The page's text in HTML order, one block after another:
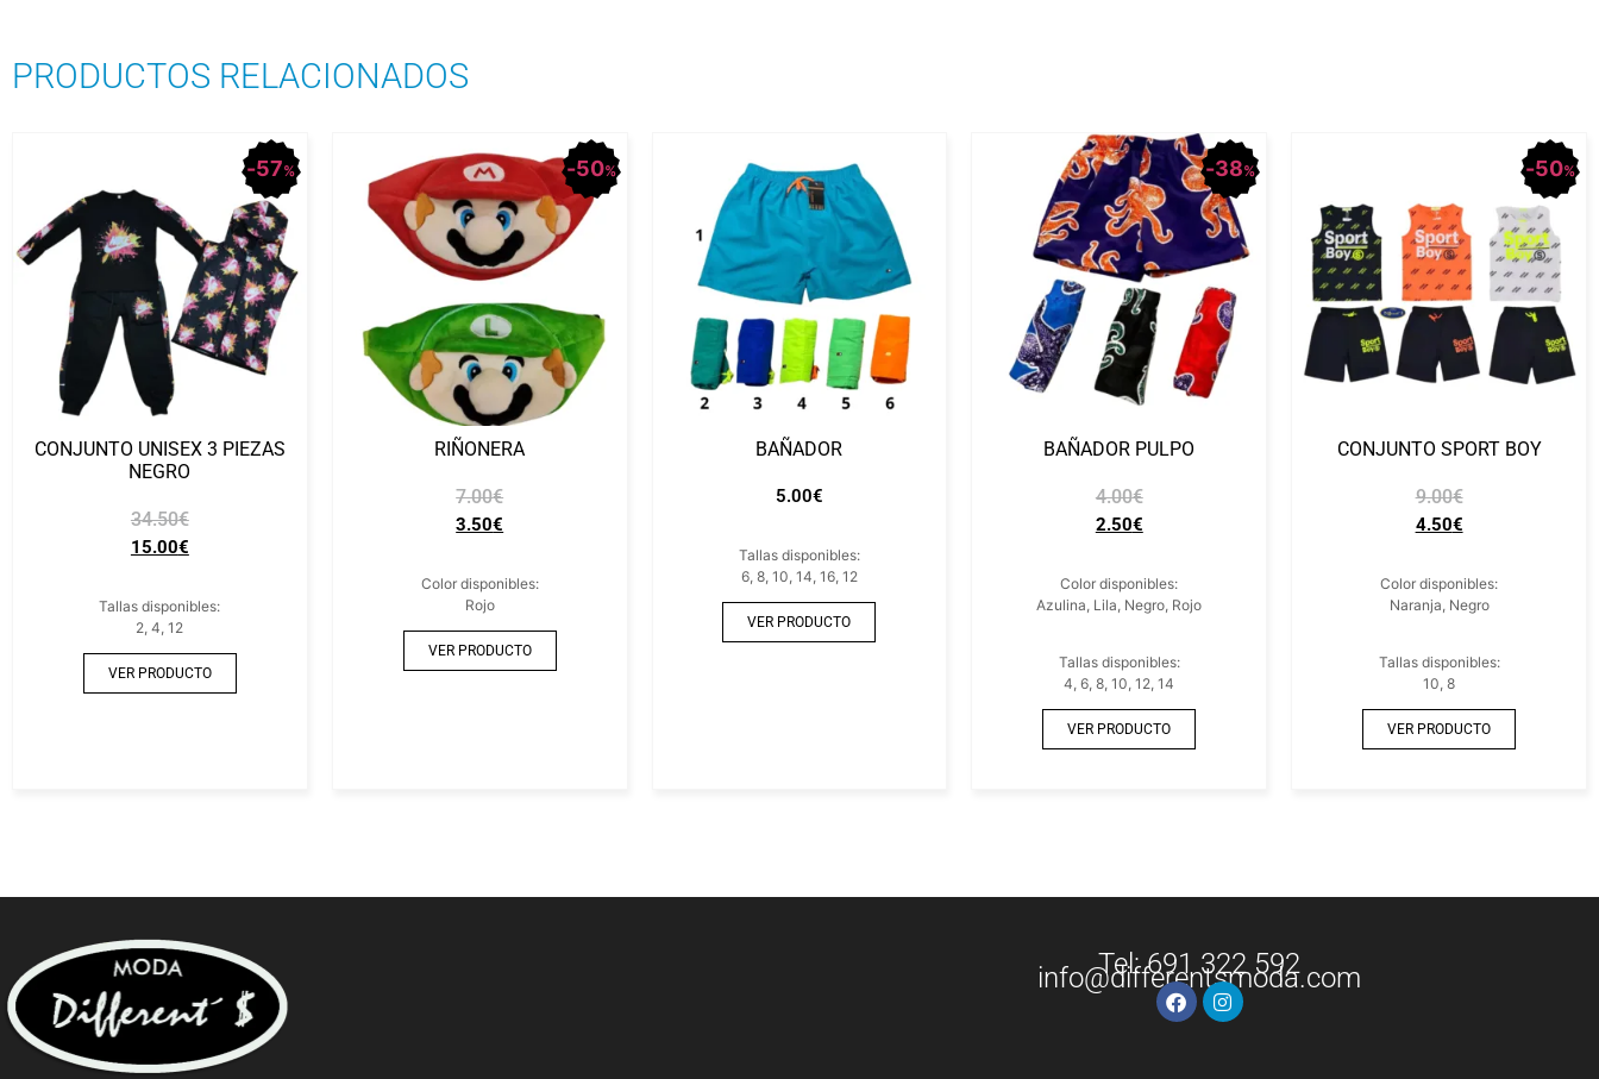
PRODUCTOS RELACIONADOS
57%
CONJUNTO UNISEX 3 PIEZAS
NEGRO
34.50€
15.00€
Tallas disponibles:
2, 4, 12
VER PRODUCTO
50%
RIÑONERA
7.00€
3.50€
Color disponibles:
Rojo
VER PRODUCTO
BAÑADOR
5.00€
Tallas disponibles:
6, 8, 10, 14, 16, 12
VER PRODUCTO
38%
BAÑADOR PULPO
4.00€
2.50€
Color disponibles:
Azulina, Lila, Negro, Rojo
Tallas disponibles:
4, 6, 8, 10, 12, 14
VER PRODUCTO
50%
CONJUNTO SPORT BOY
9.00€
4.50€
Color disponibles:
Naranja, Negro
Tallas disponibles:
10, 8
VER PRODUCTO
Tel: 691 322 592
info@differentsmoda.com